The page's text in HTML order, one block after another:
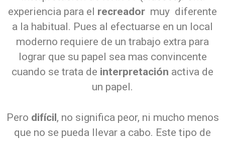
experiencia para el recreador muy diferente
a la habitual. Pues al efectuarse en un local
moderno requiere de un trabajo extra para
lograr que su papel sea mas convincente
cuando se trata de interpretación activa de
un papel.
Pero difícil, no significa peor, ni mucho menos
que no se pueda llevar a cabo. Este tipo de